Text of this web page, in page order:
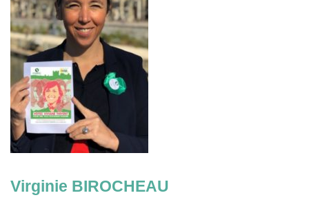
Virginie BIROCHEAU